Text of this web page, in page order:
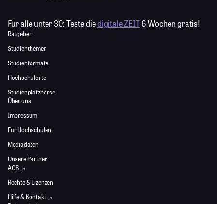
Für alle unter 30:Teste diedigitale ZEIT6 Wochen gratis!
Ratgeber
Studienthemen
Studienformate
Hochschulorte
Studienplatzbörse
Über uns
Impressum
Für Hochschulen
Mediadaten
Unsere Partner
AGB
Rechte & Lizenzen
Hilfe & Kontakt